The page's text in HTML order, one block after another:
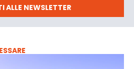
ALLE NEWSLETTER